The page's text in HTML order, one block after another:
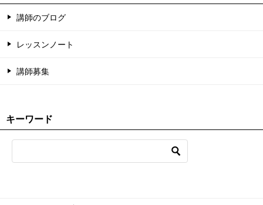
講師のブログ
レッスンノート
講師募集
キーワード